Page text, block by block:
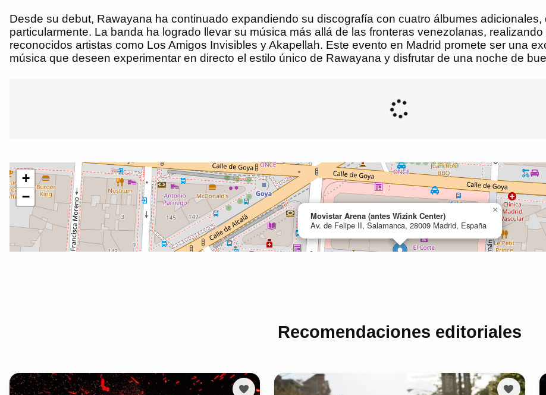
Desde su debut, Rawayana ha continuado expandiendo su discografía con cuatro álbumes
particularmente. La banda ha logrado llevar su música más allá de las fronteras venezolanas,
reconocidos artistas como Los Amigos Invisibles y Akapellah. Este evento en Madrid promete ser una
música que deseen experimentar en directo el estilo único de Rawayana y disfrutar de una noche de
Recomendaciones editoriales